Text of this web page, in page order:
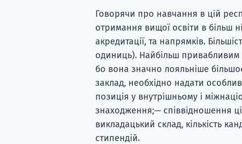
Говорячи про навчання в цій
отримання вищої освіти в більш
акредитації, та напрямків.
одиниць). Найбільш привабливим
бо вона значно лояльніше
заклад, необхідно надати
позиція у внутрішньому і
знаходження;— співвідношення
викладацький склад, кількість
стипендій.